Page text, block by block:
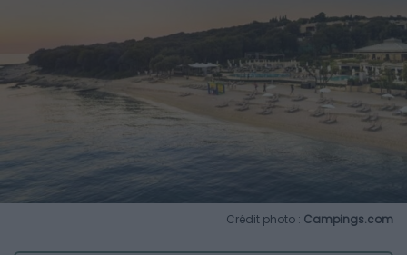
Crédit photo : Campings.com